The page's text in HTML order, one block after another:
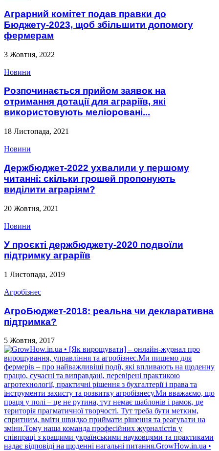
Аграрний комітет подав правки до
Бюджету-2023, щоб збільшити допомогу
фермерам
3 Жовтня, 2022
Новини
Розпочинається прийом заявок на
отримання дотації для аграріїв, які
використовують меліоровані...
18 Листопада, 2021
Новини
Держбюджет-2022 ухвалили у першому
читанні: скільки грошей пропонують
виділити аграріям?
20 Жовтня, 2021
Новини
У проєкті держбюджету-2020 подвоїли
підтримку аграріїв
1 Листопада, 2019
Агробізнес
АгроБюджет-2018: реальна чи декларативна
підтримка?
5 Жовтня, 2017